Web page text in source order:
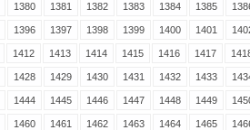
1380 1381 1382 1383 1384 1385
1396 1397 1398 1399 1400 1401
1412 1413 1414 1415 1416 1417
1428 1429 1430 1431 1432 1433
1444 1445 1446 1447 1448 1449
1460 1461 1462 1463 1464 1465